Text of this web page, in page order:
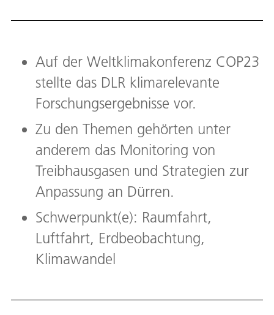
Auf der Weltklimakonferenz COP23
stellte das DLR klimarelevante
Forschungsergebnisse vor.
Zu den Themen gehörten unter
anderem das Monitoring von
Treibhausgasen und Strategien zur
Anpassung an Dürren.
Schwerpunkt(e): Raumfahrt,
Luftfahrt, Erdbeobachtung,
Klimawandel